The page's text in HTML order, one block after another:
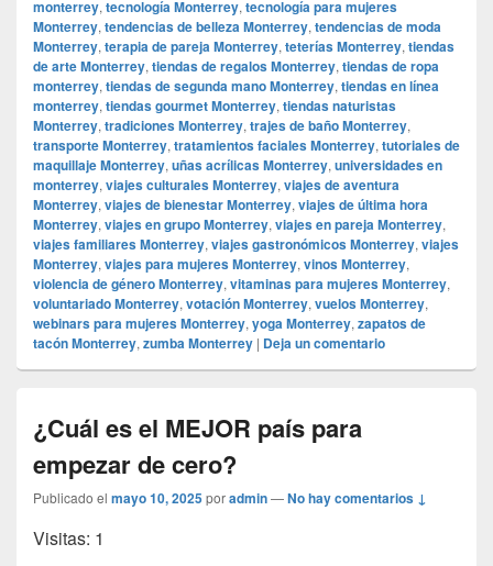
monterrey, tecnología Monterrey, tecnología para mujeres
Monterrey, tendencias de belleza Monterrey, tendencias de moda
Monterrey, terapia de pareja Monterrey, teterías Monterrey, tiendas
de arte Monterrey, tiendas de regalos Monterrey, tiendas de ropa
monterrey, tiendas de segunda mano Monterrey, tiendas en línea
monterrey, tiendas gourmet Monterrey, tiendas naturistas
Monterrey, tradiciones Monterrey, trajes de baño Monterrey,
transporte Monterrey, tratamientos faciales Monterrey, tutoriales de
maquillaje Monterrey, uñas acrílicas Monterrey, universidades en
monterrey, viajes culturales Monterrey, viajes de aventura
Monterrey, viajes de bienestar Monterrey, viajes de última hora
Monterrey, viajes en grupo Monterrey, viajes en pareja Monterrey,
viajes familiares Monterrey, viajes gastronómicos Monterrey, viajes
Monterrey, viajes para mujeres Monterrey, vinos Monterrey,
violencia de género Monterrey, vitaminas para mujeres Monterrey,
voluntariado Monterrey, votación Monterrey, vuelos Monterrey,
webinars para mujeres Monterrey, yoga Monterrey, zapatos de
tacón Monterrey, zumba Monterrey | Deja un comentario
¿Cuál es el MEJOR país para
empezar de cero?
Publicado el mayo 10, 2025poradmin—No hay comentarios ↓
Visitas: 1